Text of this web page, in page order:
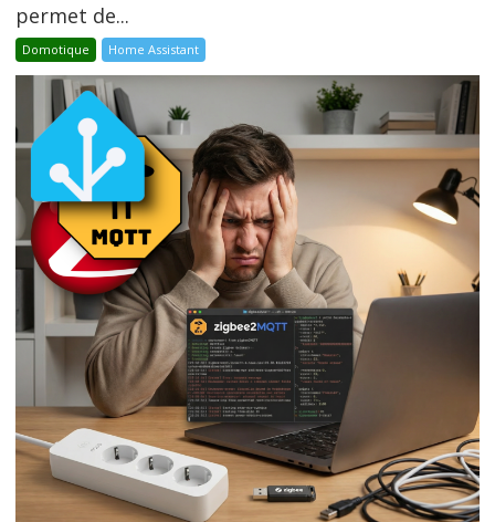
permet de...
Domotique Home Assistant